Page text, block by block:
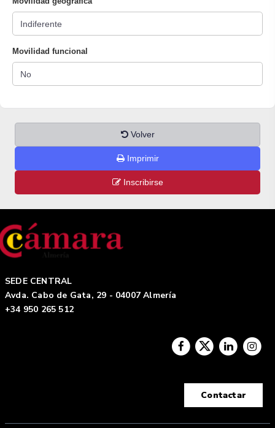
Movilidad funcional
Volver
Imprimir
Inscribirse
SEDE CENTRAL
Avda. Cabo de Gata, 29 - 04007 Almería
+34 950 265 512
Contactar